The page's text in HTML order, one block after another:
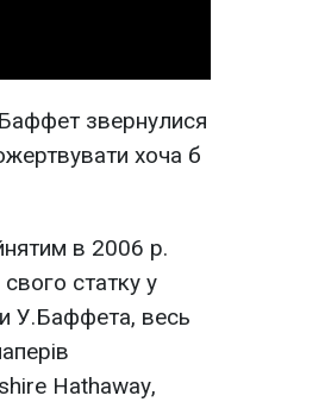
звернулися
хоча б
в 2006 р.
статку у
У.Баффета, весь
Hathawaу,